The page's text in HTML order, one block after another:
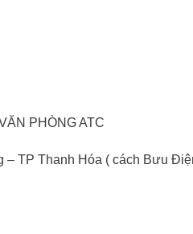
PHÒNG ATC
Thanh Hóa ( cách Bưu